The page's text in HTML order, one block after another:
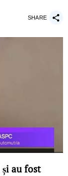
SHARE
au fost